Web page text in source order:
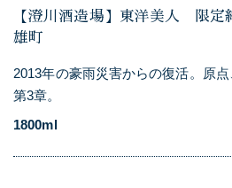
【澄川酒造場】東洋美人 限
雄町
2013年の豪雨災害からの復活。原
第3章。
1800ml